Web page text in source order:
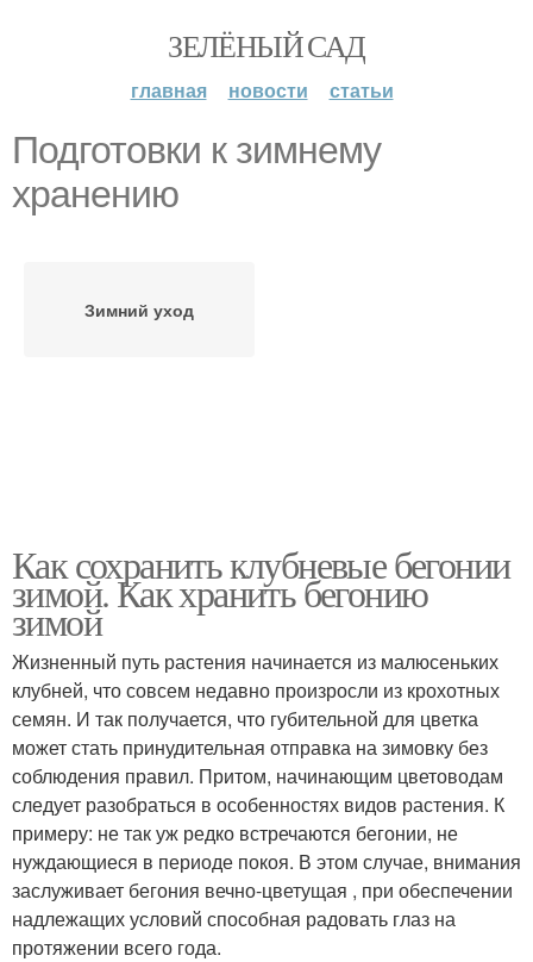
ЗЕЛЁНЫЙ САД
главная новости статьи
Подготовки к зимнему
хранению
Зимний уход
Как сохранить клубневые бегонии
зимой. Как хранить бегонию
зимой
Жизненный путь растения начинается из малюсеньких
клубней, что совсем недавно произросли из крохотных
семян. И так получается, что губительной для цветка
может стать принудительная отправка на зимовку без
соблюдения правил. Притом, начинающим цветоводам
следует разобраться в особенностях видов растения. К
примеру: не так уж редко встречаются бегонии, не
нуждающиеся в периоде покоя. В этом случае, внимания
заслуживает бегония вечно-цветущая , при обеспечении
надлежащих условий способная радовать глаз на
протяжении всего года.